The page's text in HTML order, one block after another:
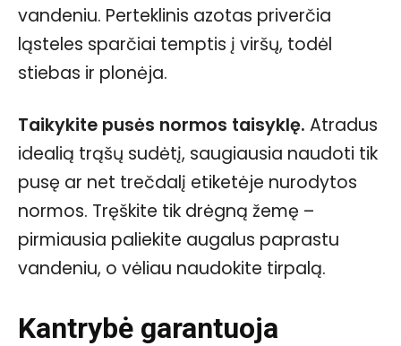
vandeniu. Perteklinis azotas priverčia
ląsteles sparčiai temptis į viršų, todėl
stiebas ir plonėja.
Taikykite pusės normos taisyklę. Atradus
idealią trąšų sudėtį, saugiausia naudoti tik
pusę ar net trečdalį etiketėje nurodytos
normos. Tręškite tik drėgną žemę –
pirmiausia paliekite augalus paprastu
vandeniu, o vėliau naudokite tirpalą.
Kantrybė garantuoja